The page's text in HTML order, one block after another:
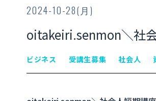
2024-10-28(月)
oitakeiri.senmon＼社
ビジネス 受講生募集 社会人